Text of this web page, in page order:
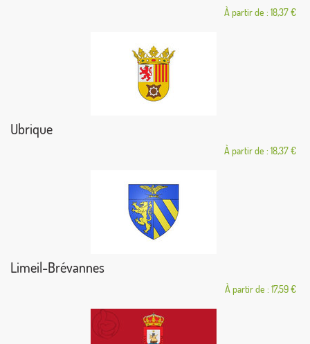
À partir de : 18,37 €
Ubrique
À partir de : 18,37 €
Limeil-Brévannes
À partir de : 17,59 €